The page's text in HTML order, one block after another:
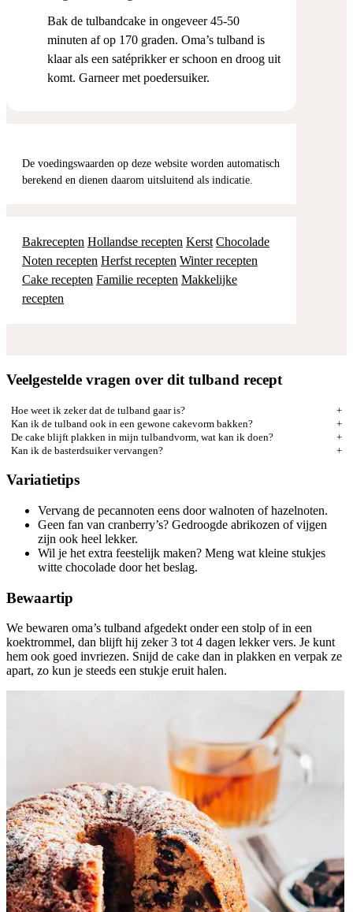
Bak de tulbandcake in ongeveer 45-50
minuten af op 170 graden. Oma’s tulband is
klaar als een satéprikker er schoon en droog uit
komt. Garneer met poedersuiker.
De voedingswaarden op deze website worden automatisch
berekend en dienen daarom uitsluitend als indicatie.
Bakrecepten Hollandse recepten Kerst Chocolade
Noten recepten Herfst recepten Winter recepten
Cake recepten Familie recepten Makkelijke
recepten
Veelgestelde vragen over dit tulband recept
Hoe weet ik zeker dat de tulband gaar is?
Kan ik de tulband ook in een gewone cakevorm bakken?
De cake blijft plakken in mijn tulbandvorm, wat kan ik doen?
Kan ik de basterdsuiker vervangen?
Variatietips
Vervang de pecannoten eens door walnoten of hazelnoten.
Geen fan van cranberry’s? Gedroogde abrikozen of vijgen
zijn ook heel lekker.
Wil je het extra feestelijk maken? Meng wat kleine stukjes
witte chocolade door het beslag.
Bewaartip
We bewaren oma’s tulband afgedekt onder een stolp of in een
koektrommel, dan blijft hij zeker 3 tot 4 dagen lekker vers. Je kunt
hem ook goed invriezen. Snijd de cake dan in plakken en verpak ze
apart, zo kun je steeds een stukje eruit halen.